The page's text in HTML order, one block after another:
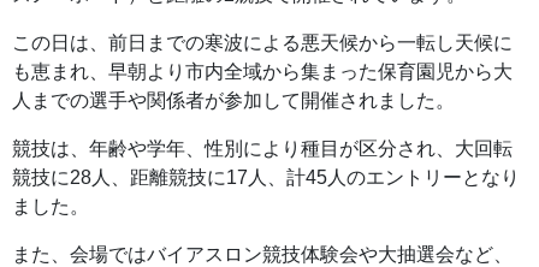
この日は、前日までの寒波による悪天候から一転し天候に
も恵まれ、早朝より市内全域から集まった保育園児から大
人までの選手や関係者が参加して開催されました。
競技は、年齢や学年、性別により種目が区分され、大回転
競技に28人、距離競技に17人、計45人のエントリーとなり
ました。
また、会場ではバイアスロン競技体験会や大抽選会など、